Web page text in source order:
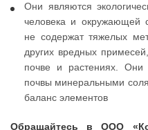
Они являются
человека и окружающей
не содержат тяжелых
других вредных
почве и растениях. Они
почвы минеральными
баланс элементов
Обращайтесь в ООО